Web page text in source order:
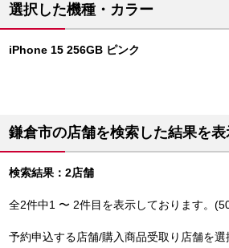
選択した機種・カラー
iPhone 15 256GB ピンク
鎌倉市の店舗を検索した結果を
検索結果：2店舗
全2件中1 〜 2件目を表示しております。
予約申込する店舗/購入商品受取り店舗を選